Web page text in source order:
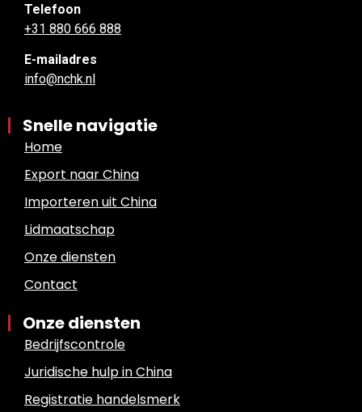
Telefoon
+31 880 666 888
E-mailadres
info@nchk.nl
Snelle navigatie
Home
Export naar China
Importeren uit China
Lidmaatschap
Onze diensten
Contact
Onze diensten
Bedrijfscontrole
Juridische hulp in China
Registratie handelsmerk